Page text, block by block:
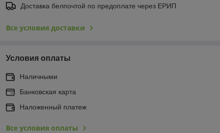
Доставка белпочтой по предоплате через ЕРИП
Все условия доставки
Условия оплаты
Наличными
Банковская карта
Наложенный платеж
Все условия оплаты